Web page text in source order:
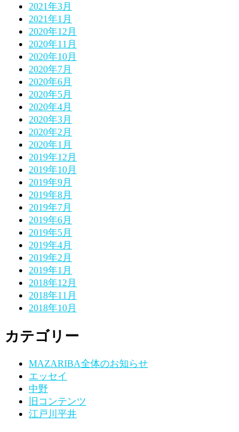
2021年3月
2021年1月
2020年12月
2020年11月
2020年10月
2020年7月
2020年6月
2020年5月
2020年4月
2020年3月
2020年2月
2020年1月
2019年12月
2019年10月
2019年9月
2019年8月
2019年7月
2019年6月
2019年5月
2019年4月
2019年2月
2019年1月
2018年12月
2018年11月
2018年10月
カテゴリー
MAZARIBA全体のお知らせ
エッセイ
中野
旧コンテンツ
江戸川平井